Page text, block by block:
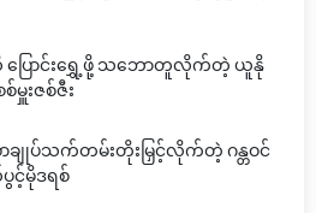
ပြောင်းရွှေ့ဖို့ သဘောတူလိုက်တဲ့ ယူနို
းဇစ်ဇီး
ချုပ်သက်တမ်းတိုးမြှင့်လိုက်တဲ့ ဂန္တဝင်
င့်မိုဒရစ်